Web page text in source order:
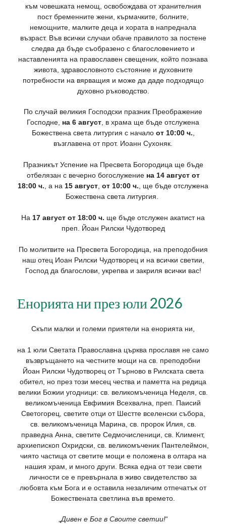
към човешката немощ, освобождава от хранителния
пост бременните жени, кърмачките, болните,
немощните, малките деца и хората в напреднала
възраст. Във всички случаи обаче правилото за постене
следва да бъде съобразено с благословението и
наставленията на православен свещеник, който познава
живота, здравословното състояние и духовните
потребности на вярващия и може да даде подходящо
духовно ръководство.
По случай великия Господски празник Преображение
Господне, на 6 август, в храма ще бъде отслужена
Божествена света литургия с начало от 10:00 ч.,
възглавена от прот. Иоанн Сухоняк.
Празникът Успение на Пресвета Богородица ще бъде
отбелязан с вечерно богослужение на 14 август от
18:00 ч. , а на 15 август от 10:00 ч. , ще бъде отслужена
Божествена света литургия.
На 17 август от 18:00 ч. ще бъде отслужен акатист на
преп. Йоан Рилски Чудотворед
По молитвите на Пресвета Богородица, на преподобния
наш отец Иоан Рилски Чудотворец и на всички светии,
Господ да благослови, укрепва и закриля всички вас!
Енорията ни през юли 2026
Скъпи малки и големи приятели на енорията ни,
на 1 юли Светата Православна църква прославя не само
възвръщането на честните мощи на св. преподобни
Йоан Рилски Чудотворец от Търново в Рилската света
обител, но през този месец чества и паметта на редица
велики Божии угодници: св. великомъченица Неделя, св.
великомъченица Евфимия Всехвална, преп. Паисий
Светогорец, светите отци от Шестте вселенски събора,
св. великомъченица Марина, св. пророк Илия, св.
праведна Анна, светите Седмочисленици, св. Климент,
архиепископ Охридски, св. великомъченик Пантелеймон,
чиято частица от светите мощи е положена в олтара на
нашия храм, и много други. Всяка една от тези свети
личности се е превърнала в живо свидетелство за
любовта към Бога и е оставила незаличим отпечатък от
Божествената светлина във времето.
„Дивен е Бог в Своите светии!“